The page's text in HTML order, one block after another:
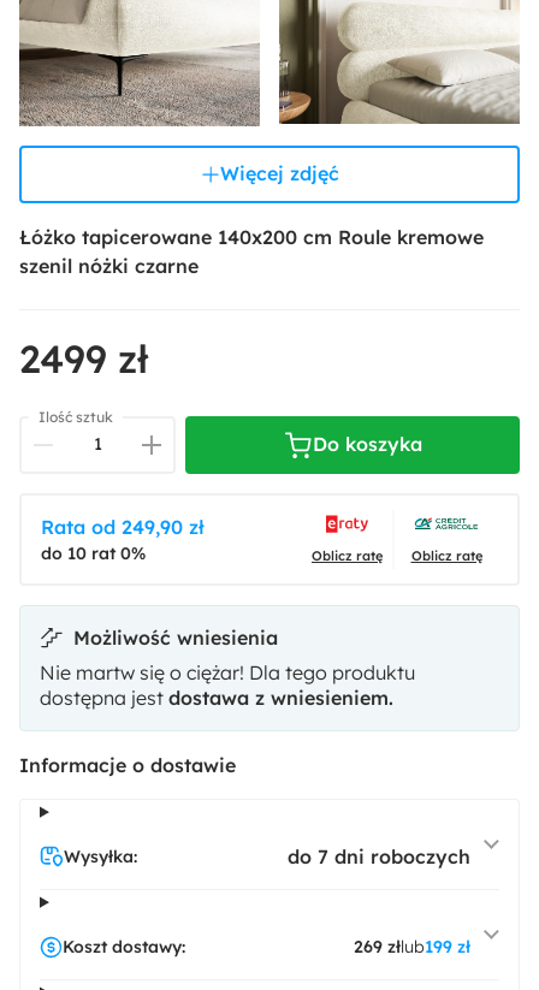
Więcej zdjęć
Łóżko tapicerowane 140x200 cm Roule kremowe
szenil nóżki czarne
2499 zł
Ilość sztuk
Do koszyka
Rata od 249,90 zł
do 10 rat 0% Oblicz ratę Oblicz ratę
Możliwość wniesienia
Nie martw się o ciężar! Dla tego produktu
dostępna jest dostawa z wniesieniem.
Informacje o dostawie
Wysyłka: do 7 dni roboczych
Koszt dostawy: 269 złlub199 zł